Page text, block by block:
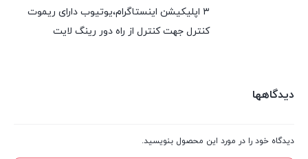
۳ اپلیکیشن اینستاگرام،یوتیوب دارای ریموت
کنترل جهت کنترل از راه دور رینگ لایت
دیدگاهها
دیدگاه خود را در مورد این محصول بنویسید.